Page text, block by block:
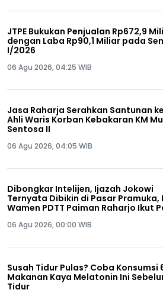
JTPE Bukukan Penjualan Rp672,9
dengan Laba Rp90,1 Miliar pada
I/2026
06 Agu 2026, 04:25 WIB
Jasa Raharja Serahkan Santunan
Ahli Waris Korban Kebakaran KM
Sentosa II
06 Agu 2026, 04:05 WIB
Dibongkar Intelijen, Ijazah Jokowi
Ternyata Dibikin di Pasar Pramuka,
Wamen PDTT Paiman Raharjo Ikut
06 Agu 2026, 00:00 WIB
Susah Tidur Pulas? Coba Konsumsi
Makanan Kaya Melatonin Ini
Tidur